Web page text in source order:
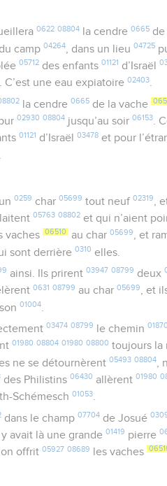
0622 08804la cendre 0665de
du camp04264 , dans un lieu04725
05712 des enfants01121 d’Israël
. C’est une eau expiatoire02403.
la cendre 0665de la vache
02930 08804 jusqu’au soir06153 .
01121 d’Israël03478 et pour
0259 char 05699 tout neuf 02319 ,
05763 08802 et qui n’aient
vaches 06510 au char05699, et
sont derrière0310 elles.
ainsi. Ils prirent 03947 08799 deux
0631 08799 au char05699, et
01004
03474 08799 le chemin 01870
01980 08804 01980 08800 toujours
ne se détournèrent05493 08804 ,
des Philistins06430 allèrent01980
Schémesch01053.
dans le champ 07704de Josué
y avait là une grande01419 pierre
offrit05927 08689 les vaches